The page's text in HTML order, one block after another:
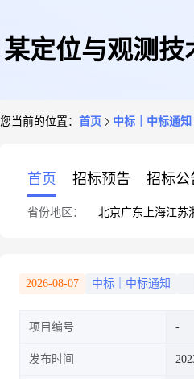
某定位与观测技
您当前的位置： 首页 中标｜中标通知
首页 招标预告 招标公
省份地区： 北京广东 上海江苏
2026-08-07 中标｜中标通知
项目编号
发布时间